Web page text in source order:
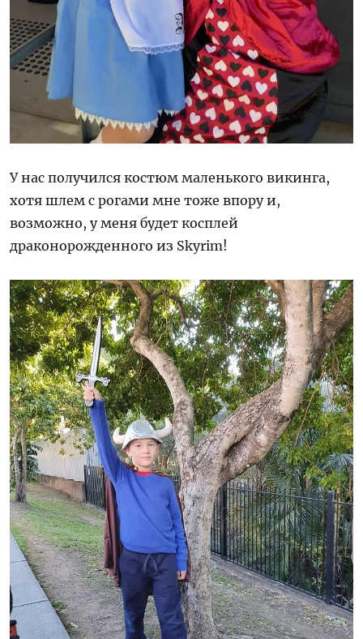
У нас получился костюм маленького викинга,
хотя шлем с рогами мне тоже впору и,
возможно, у меня будет косплей
драконорожденного из Skyrim!